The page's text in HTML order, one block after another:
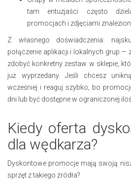
tam entuzjaści często
promocjach i zdjęciami
Z własnego doświadczenia:
połączenie aplikacji i lokalnych grup —
zdobyć konkretny zestaw w sklepie,
już wyprzedany. Jeśli chcesz
wcześniej i reaguj szybko, bo
dni lub być dostępne w ograniczonej
Kiedy oferta
dla wędkarza?
Dyskontowe promocje mają swoją
sprzęt z takiego źródła?